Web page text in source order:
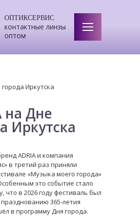
ОПТИКСЕРВИС
контактные линзы
оптом
города Иркутска
на Дне
Иркутска
ADRIA и компания
в третий раз приняли
«Музыка моего города»
это событие стало
что в 2026 году фестиваль был
365-летия
в программу Дня города.